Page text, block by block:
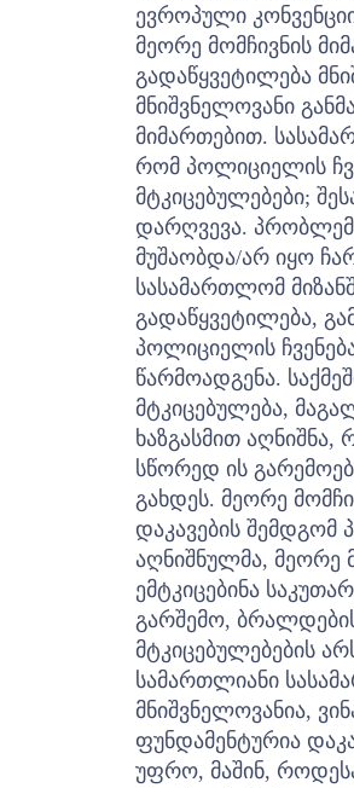
ევროპული
მეორე მომჩივნის
გადაწყვეტილება
მნიშვნელოვანი
მიმართებით.
რომ პოლიციელის
მტკიცებულებები;
დარღვევა.
მუშაობდა/არ იყო
სასამართლომ
გადაწყვეტილება,
პოლიციელის
წარმოადგენა.
მტკიცებულება,
ხაზგასმით აღნიშნა,
სწორედ ის
გახდეს. მეორე
დაკავების შემდგომ
აღნიშნულმა, მეორე
ემტკიცებინა
გარშემო,
მტკიცებულებების
სამართლიანი
მნიშვნელოვანია,
ფუნდამენტურია
უფრო, მაშინ,